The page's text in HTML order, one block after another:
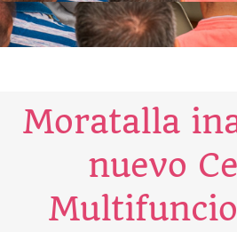
Moratalla
nuevo